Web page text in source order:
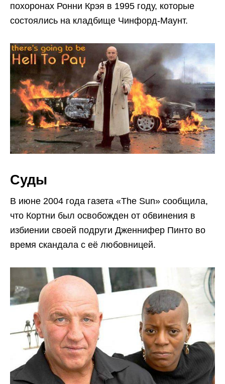
похоронах Ронни Крэя в 1995 году, которые
состоялись на кладбище Чинфорд-Маунт.
Суды
В июне 2004 года газета «The Sun» сообщила,
что Кортни был освобожден от обвинения в
избиении своей подруги Дженнифер Пинто во
время скандала с её любовницей.